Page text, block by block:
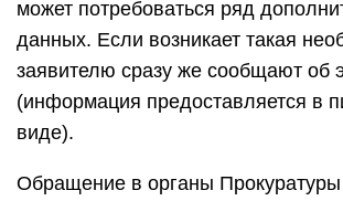
может потребоваться ряд
данных. Если возникает такая
заявителю сразу же сообщают об
(информация предоставляется в
виде).
Обращение в органы Прокуратуры